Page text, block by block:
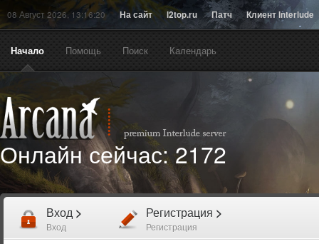
08 Август 2026, 13:16:20 На сайт l2top.ru Патч Клиент Interlude
Начало Помощь Поиск Календарь
Онлайн сейчас:2172
Вход >
Вход
Регистрация >
Регистрация